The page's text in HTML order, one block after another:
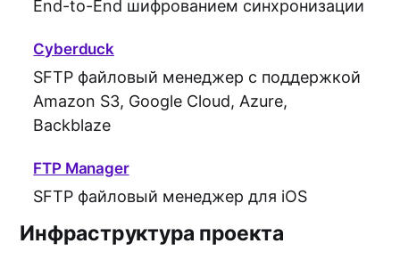
End-to-End шифрованием синхронизации
Cyberduck
SFTP файловый менеджер с поддержкой
Amazon S3, Google Cloud, Azure,
Backblaze
FTP Manager
SFTP файловый менеджер для iOS
Инфраструктура проекта